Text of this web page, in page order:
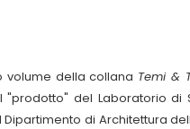
volume della collana Temi &
"prodotto" del Laboratorio di
Dipartimento di Architettura